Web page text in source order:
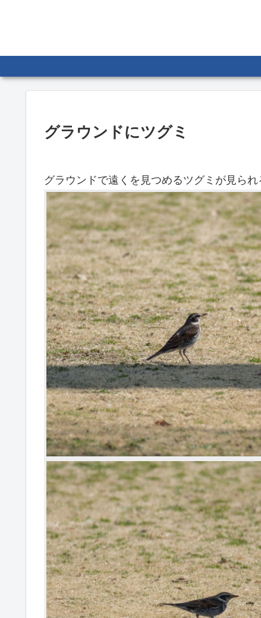
グラウンドにツグミ
グラウンドで遠くを見つめるツグミが見られ